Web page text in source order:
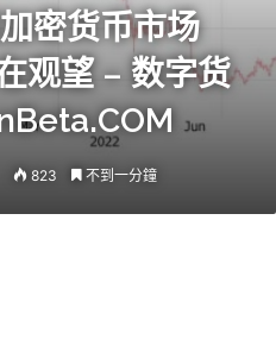
密货币市场
观望 – 数字货
823 不到一分鐘